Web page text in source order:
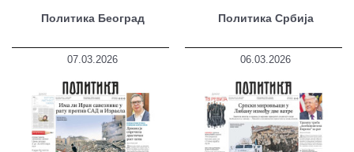
Политика Београд
07.03.2026
Политика Србија
06.03.2026